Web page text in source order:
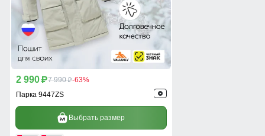
2 990 p7 990 p-63%
Парка 9447ZS
Выбрать размер